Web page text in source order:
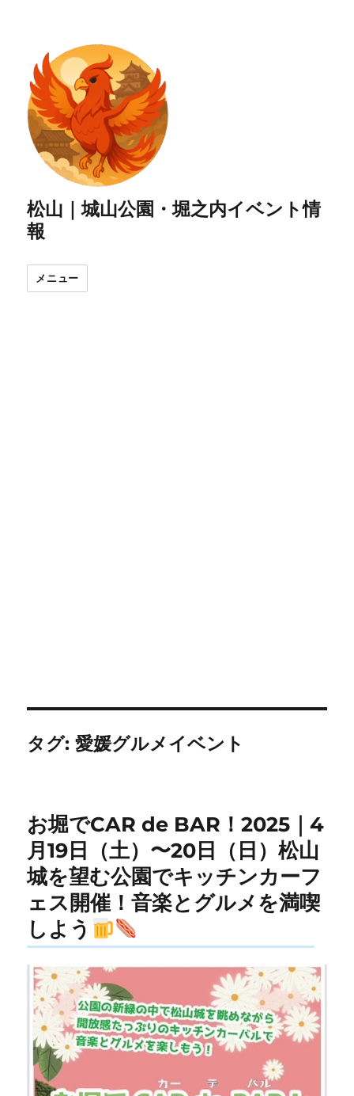
松山｜城山公園・堀之内イベント情
報
メニュー
タグ:愛媛グルメイベント
お堀でCAR de BAR！2025｜4
月19日（土）〜20日（日）松山
城を望む公園でキッチンカーフ
ェス開催！音楽とグルメを満喫
しよう